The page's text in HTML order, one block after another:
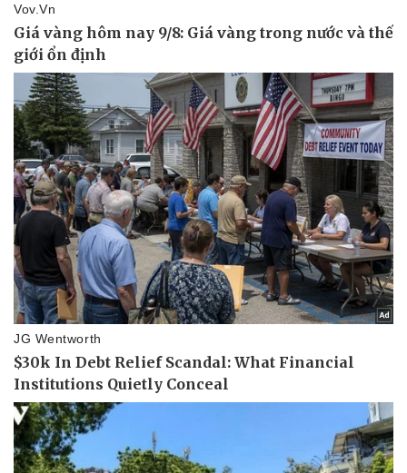
Pháp luật
Tin nóng
Tư vấn luật
Quân sự - Quốc phòng
Vũ khí
Việt Nam
Phân tích